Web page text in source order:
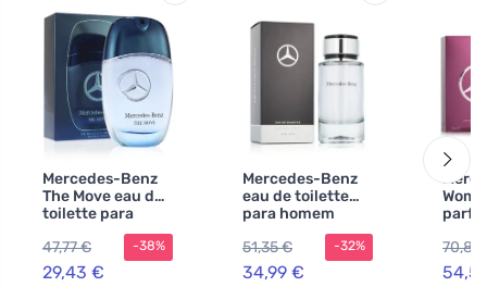
Mercedes-Benz
The Move eau de
toilette para
homens 100 ml
47,77 €
29,43 €
-38%
Mercedes-Benz
eau de toilette
para homem
51,35 €
34,99 €
-32%
70,86